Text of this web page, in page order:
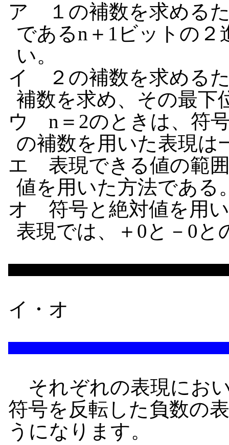
ア １の補数を求める
であるn＋1ビットの
い。
イ ２の補数を求める
補数を求め、その最下
ウ n＝2のときは、符
の補数を用いた表現は
エ 表現できる値の範
値を用いた方法である
オ 符号と絶対値を用
表現では、＋0と－0と
イ・オ
それぞれの表現にお
符号を反転した負数の
うになります。